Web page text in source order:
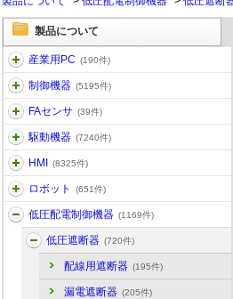
製品について
産業用PC (190件)
制御機器 (5195件)
FAセンサ (39件)
駆動機器 (7240件)
HMI (8325件)
ロボット (651件)
低圧配電制御機器 (1169件)
低圧遮断器 (720件)
配線用遮断器 (195件)
漏電遮断器 (205件)